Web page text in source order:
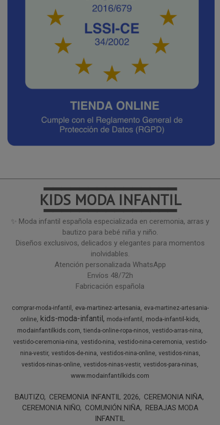
━━━━━━━━━━━━━━━
KIDS MODA INFANTIL
━━━━━━━━━━━━━━━
✨ Moda infantil española especializada en ceremonia, arras y
bautizo para bebé niña y niño.
Diseños exclusivos, delicados y elegantes para momentos
inolvidables.
Atención personalizada WhatsApp
Envíos 48/72h
Fabricación española
comprar-moda-infantil eva-martinez-artesania
eva-martinez-artesania-
online kids-moda-infantil moda-infantil
moda-infantil-kids
modainfantilkids.com tienda-online-ropa-ninos vestido-arras-nina
vestido-ceremonia-nina vestido-nina vestido-nina-ceremonia vestido-
nina-vestir vestidos-de-nina vestidos-nina-online vestidos-ninas
vestidos-ninas-online vestidos-ninas-vestir vestidos-para-ninas
www.modainfantilkids.com
BAUTIZO CEREMONIA INFANTIL 2026
CEREMONIA NIÑA
CEREMONIA NIÑO COMUNIÓN NIÑA REBAJAS MODA
INFANTIL